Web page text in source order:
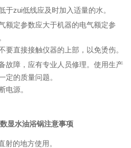
于zui低线应及时加入适量的水。
额定参数应大于机器的电气额定参
要直接接触仪器的上部，以免烫伤。
故障，应有专业人员修理。使用生产
定的质量问题。
电源。
显水油浴锅注意事项
射的地方使用。